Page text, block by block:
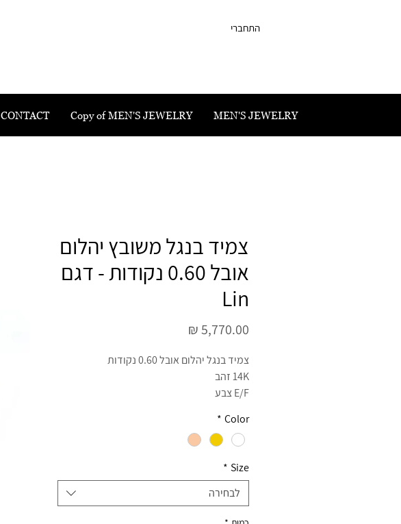
התחברי
CONTACT Copy of MEN'S JEWELRY MEN'S JEWELRY
צמיד בנגל משובץ יהלום
אובל 0.60 נקודות - דגם
Lin
צמיד בנגל יהלום אובל 0.60 נקודות
14K זהב
E/F צבע
ליטוש EX
כולל תעודה גמולוגית
צרו קשר - 054-3971958 ענת
Color
*
Size
*
לבחירה